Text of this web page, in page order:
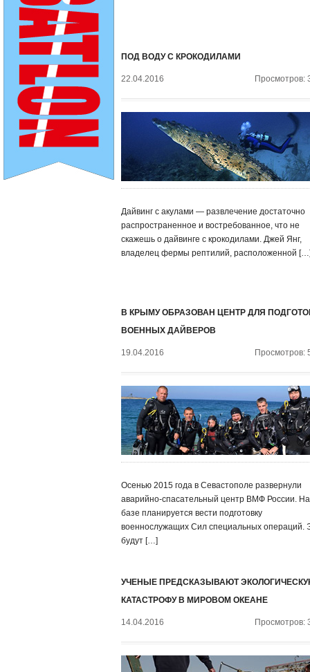
ПОД ВОДУ С КРОКОДИЛАМИ
22.04.2016 Просмотров:
Дайвинг с акулами — развлечение достаточно
распространенное и востребованное, что не
скажешь о дайвинге с крокодилами. Джей Янг,
владелец фермы рептилий, расположенной
В КРЫМУ ОБРАЗОВАН ЦЕНТР ДЛЯ
ВОЕННЫХ ДАЙВЕРОВ
19.04.2016 Просмотров:
Осенью 2015 года в Севастополе развернули
аварийно-спасательный центр ВМФ России. На
базе планируется вести подготовку
военнослужащих Сил специальных операций.
будут […]
УЧЕНЫЕ ПРЕДСКАЗЫВАЮТ
КАТАСТРОФУ В МИРОВОМ ОКЕАНЕ
14.04.2016 Просмотров: